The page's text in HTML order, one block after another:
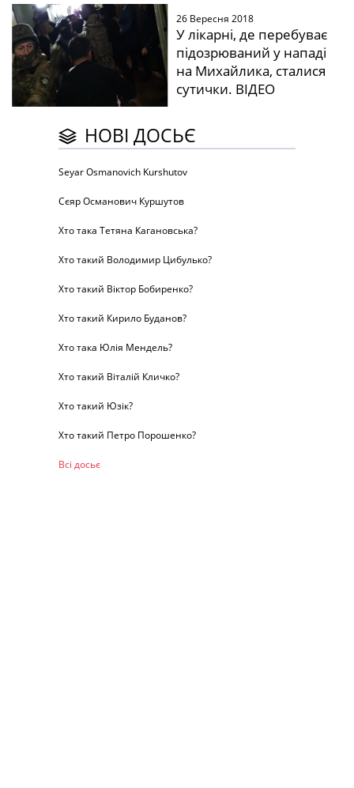
26 Вересня 2018
У лікарні, де перебуває
підозрюваний у нападі
на Михайлика, сталися
сутички. ВІДЕО
НОВІ ДОСЬЄ
Seyar Osmanovich Kurshutov
Сєяр Османович Куршутов
Хто така Тетяна Кагановська?
Хто такий Володимир Цибулько?
Хто такий Віктор Бобиренко?
Хто такий Кирило Буданов?
Хто така Юлія Мендель?
Хто такий Віталій Кличко?
Хто такий Юзік?
Хто такий Петро Порошенко?
Всі досьє